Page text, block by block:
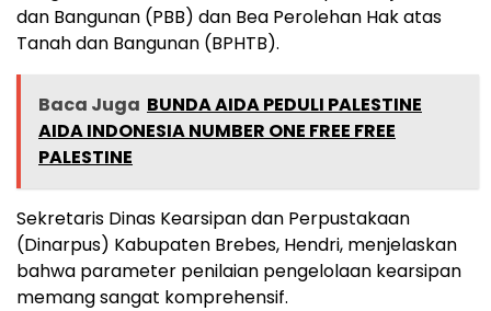
dan Bangunan (PBB) dan Bea Perolehan Hak atas
Tanah dan Bangunan (BPHTB).
Baca Juga BUNDA AIDA PEDULI PALESTINE
AIDA INDONESIA NUMBER ONE FREE FREE
PALESTINE
Sekretaris Dinas Kearsipan dan Perpustakaan
(Dinarpus) Kabupaten Brebes, Hendri, menjelaskan
bahwa parameter penilaian pengelolaan kearsipan
memang sangat komprehensif.